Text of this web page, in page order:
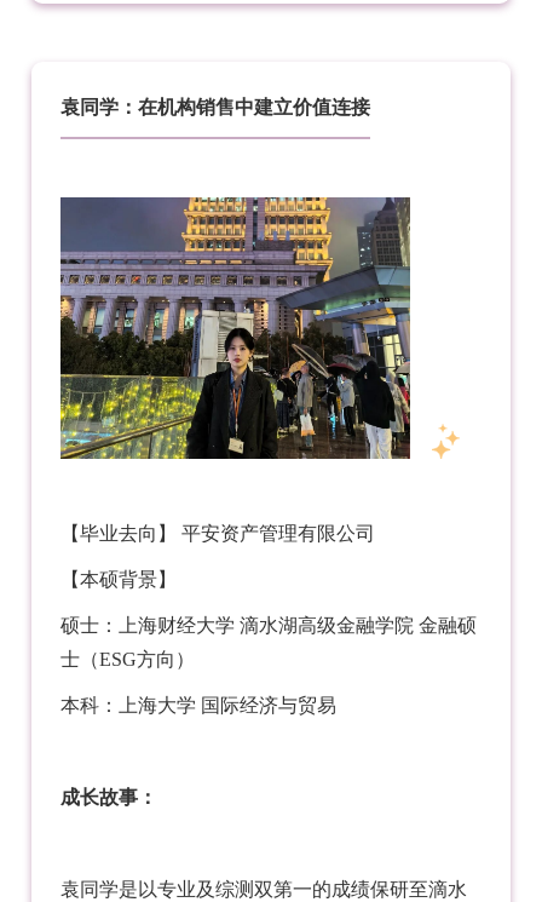
袁同学：在机构销售中建立价值连接
【毕业去向】 平安资产管理有限公司
【本硕背景】
硕士：上海财经大学 滴水湖高级金融学院 金融硕
士（ESG方向）
本科：上海大学 国际经济与贸易
成长故事：
袁同学是以专业及综测双第一的成绩保研至滴水